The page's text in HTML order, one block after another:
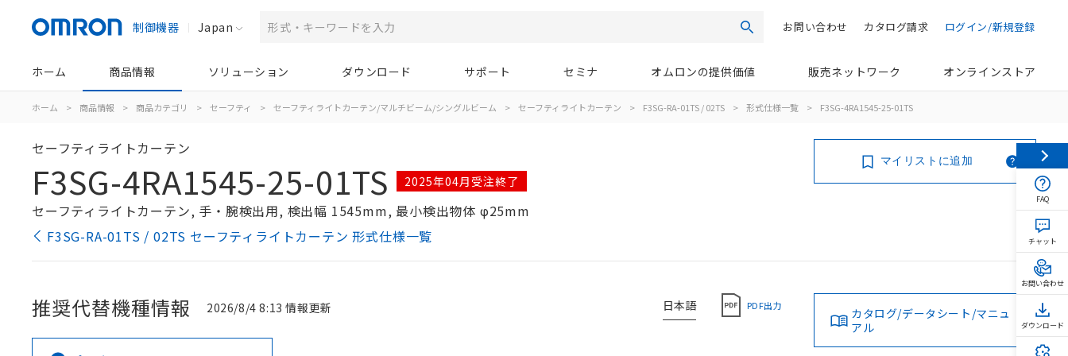
制御機器 Japan 検索 ログイン/新規登録
カタログ請求
お問い合わせ
ホーム 商品情報 ソリューション ダウンロード サポート セミナ オムロンの提供価値 販売ネットワーク オンラインストア
ホーム > 商品情報 > 商品カテゴリ > セーフティ > セーフティライトカーテン/マルチビーム/シングルビーム > セーフティライトカーテン > F3SG-RA-01TS / 02TS > 形式仕様一覧 > F3SG-4RA1545-25-01TS
セーフティライトカーテン
F3SG-4RA1545-25-01TS 2025年04月受注終了
セーフティライトカーテン, 手・腕検出用, 検出幅 1545mm, 最小検出物体 φ25mm
F3SG-RA-01TS / 02TS セーフティライトカーテン 形式仕様一覧
マイリストに追加
日本語 PDF出力
推奨代替機種情報 2026/8/4 8:13 情報更新
カタログ/データシート/マニュ
アル
FAQ
チャット
お問い合わせ
ダウンロード